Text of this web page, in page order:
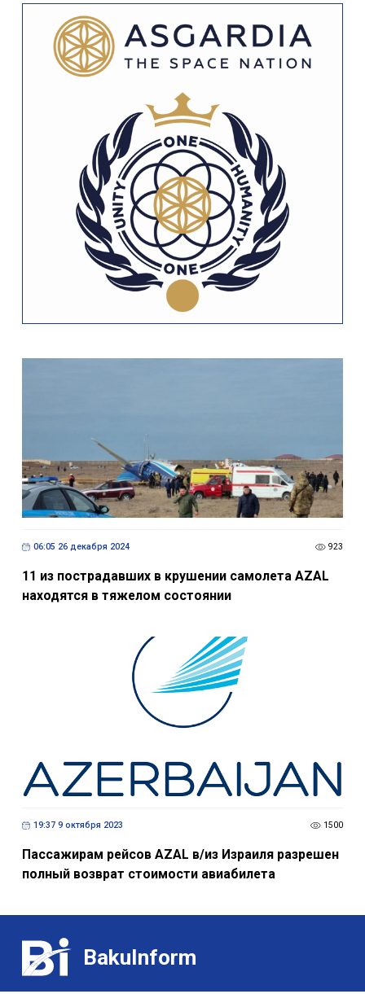
06:05 26 декабря 2024 923
11 из пострадавших в крушении самолета AZAL
находятся в тяжелом состоянии
19:37 9 октября 2023 1500
Пассажирам рейсов AZAL в/из Израиля разрешен
полный возврат стоимости авиабилета
BakuInform